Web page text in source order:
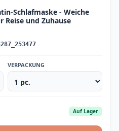
Schlafmaske - Weiche
Reise und Zuhause
VERPACKUNG
Auf Lager